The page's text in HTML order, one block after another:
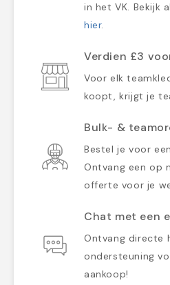
in het VK. Bekijk
hier.
Verdien £3
Voor elk
koopt, krijgt je
Bulk- &
Bestel je voor
Ontvang een op
offerte voor je
Chat met een
Ontvang directe
ondersteuning
aankoop!